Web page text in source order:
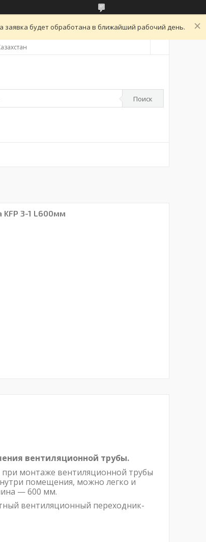
заявка будет обработана в ближайший рабочий день.
Поиск
KFP 3-1 L600мм
вентиляционной трубы.
монтаже вентиляционной трубы
помещения, можно легко и
— 600 мм.
вентиляционный переходник-